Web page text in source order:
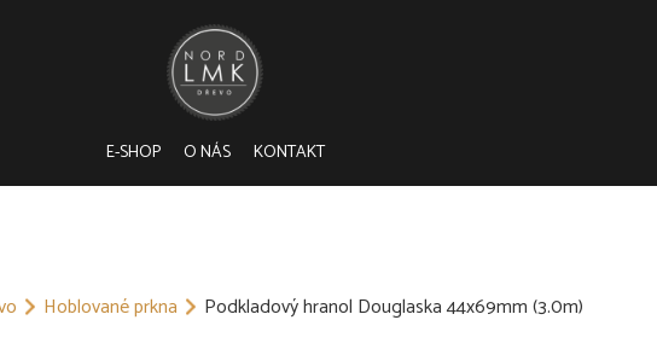
E-SHOP O NÁS KONTAKT
Hoblované prkna Podkladový hranol Douglaska 44x69mm (3.0m)